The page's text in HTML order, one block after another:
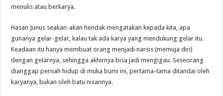
menulis atau berkarya.
Hasan Junus seakan-akan hendak mengatakan kepada kita, apa
gunanya gelar-gelar, kalau tak ada karya yang mendukung gelar itu.
Keadaan itu hanya membuat orang menjadi narsis (memuja diri)
dengan gelarnya, sehingga akhirnya bisa jadi mengigau. Seseorang
dianggap pernah hidup di muka bumi ini, pertama-tama ditandai oleh
karyanya, bukan oleh batu nisannya.